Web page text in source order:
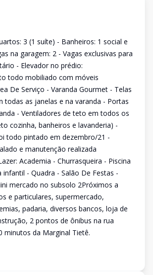
3 (1 suíte) - Banheiros: 1 social e
na garagem: 2 - Vagas exclusivas para
- Elevador no prédio:
todo mobiliado com móveis
De Serviço - Varanda Gourmet - Telas
todas as janelas e na varanda - Portas
- Ventiladores de teto em todos os
cozinha, banheiros e lavanderia) -
todo pintado em dezembro/21 -
e manutenção realizada
Academia - Churrasqueira - Piscina
infantil - Quadra - Salão De Festas -
mercado no subsolo 2Próximos a
e particulares, supermercado,
padaria, diversos bancos, loja de
2 pontos de ônibus na rua
minutos da Marginal Tietê.